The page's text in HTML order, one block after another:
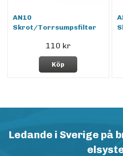
AN10
Skrot/Torrsumpsfilter
110 kr
Köp
Ledande i Sverige på